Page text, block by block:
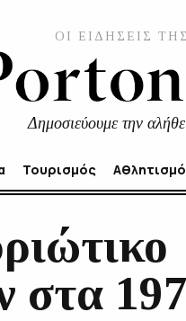
ΟΙ ΕΙΔΗΣΕΙΣ
Δημοσιεύουμε την
Τουρισμός
στα